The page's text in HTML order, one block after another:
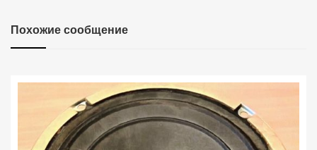
Похожие сообщение